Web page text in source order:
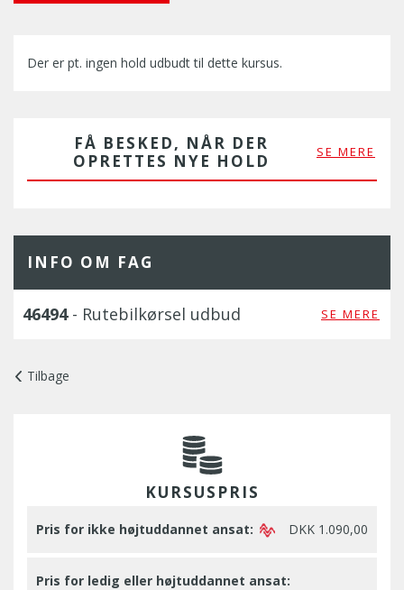
Der er pt. ingen hold udbudt til dette kursus.
FÅ BESKED, NÅR DER
OPRETTES NYE HOLD
SE MERE
INFO OM FAG
46494- Rutebilkørsel udbud SE MERE
Tilbage
KURSUSPRIS
Pris for ikke højtuddannet ansat: DKK 1.090,00
Pris for ledig eller højtuddannet ansat: